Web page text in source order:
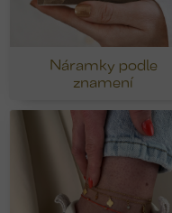
Náramky podle
znamení